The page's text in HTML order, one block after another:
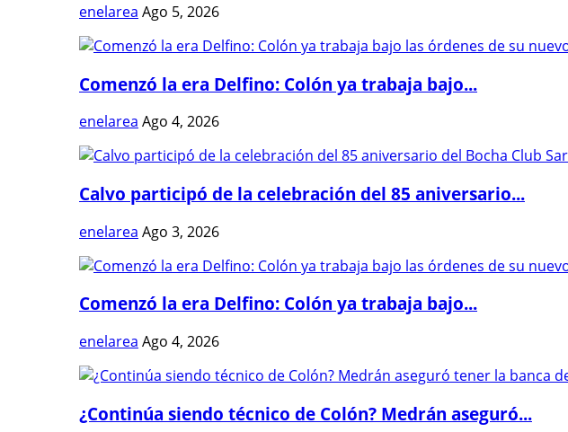
enelarea Ago 5, 2026
Comenzó la era Delfino: Colón ya trabaja bajo...
enelarea Ago 4, 2026
Calvo participó de la celebración del 85 aniversario...
enelarea Ago 3, 2026
Comenzó la era Delfino: Colón ya trabaja bajo...
enelarea Ago 4, 2026
¿Continúa siendo técnico de Colón? Medrán aseguró...